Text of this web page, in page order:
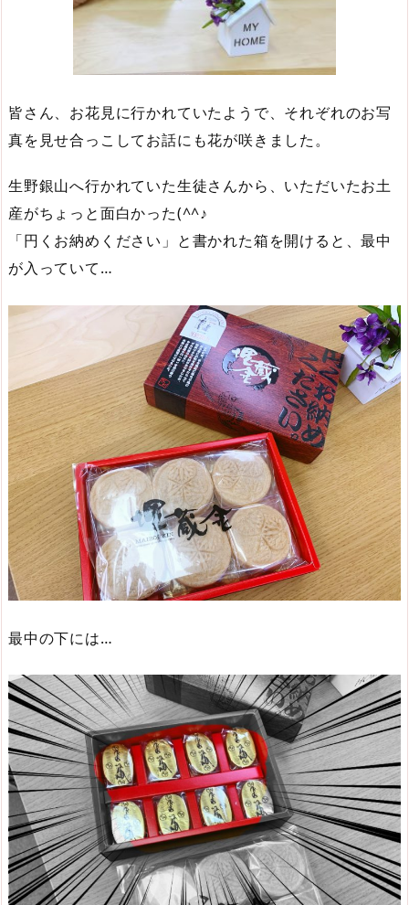
皆さん、お花見に行かれていたようで、それぞれのお写
真を見せ合っこしてお話にも花が咲きました。
生野銀山へ行かれていた生徒さんから、いただいたお土
産がちょっと面白かった(^^♪
「円くお納めください」と書かれた箱を開けると、最中
が入っていて…
最中の下には…